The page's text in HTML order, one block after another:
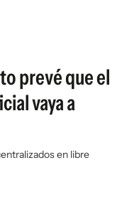
prevé que el
vaya a
en libre